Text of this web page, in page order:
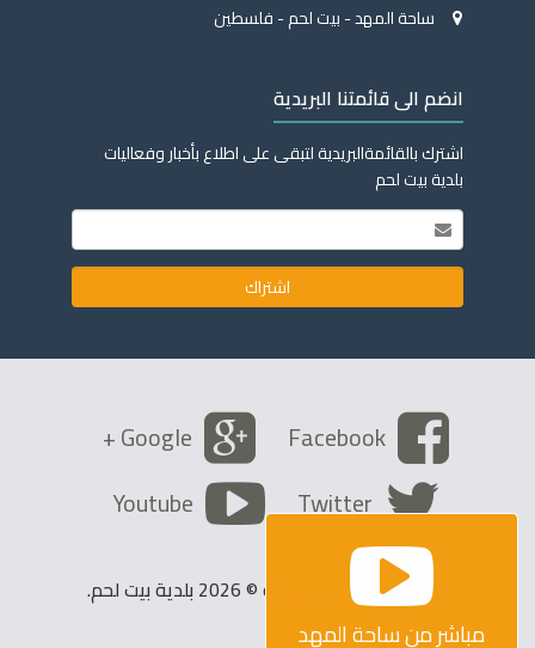
مباشر من ساحة المهد
ساحة المهد - بيت لحم - فلسطين
انضم الى قائمتنا البريدية
اشترك بالقائمةالبريدية لتبقى على اطلاع بأخبار وفعاليات
بلدية بيت لحم
Facebook
Google +
Twitter
Youtube
كافة الحقوق محفوظة © 2026 بلدية بيت لحم.